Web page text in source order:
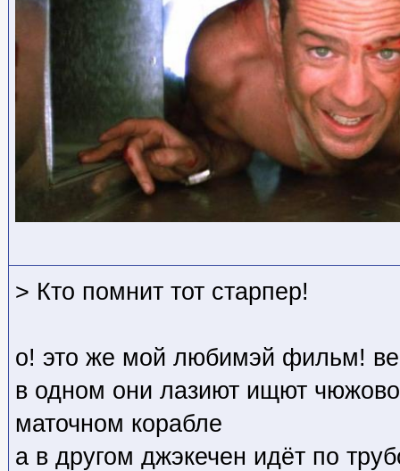
> Кто помнит тот старпер!
о! это же мой любимэй фильм!
в одном они лазиют ищют
маточном корабле
а в другом джэкечен идёт по